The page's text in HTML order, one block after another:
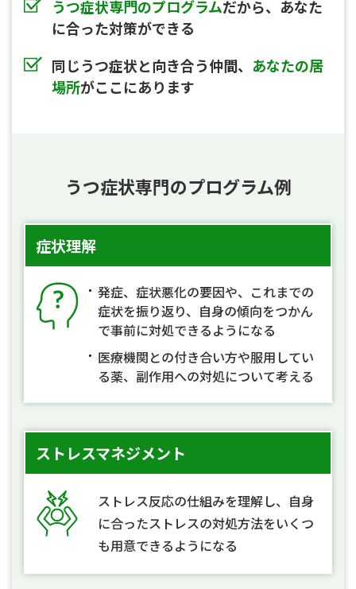
うつ症状専門のプログラムだから、あなた
に合った対策ができる
同じうつ症状と向き合う仲間、 あなたの居
場所がここにあります
うつ症状専門のプログラム例
症状理解
発症、症状悪化の要因や、これまでの
症状を振り返り、自身の傾向をつかん
で事前に対処できるようになる
医療機関との付き合い方や服用してい
る薬、副作用への対処について考える
ストレスマネジメント
ストレス反応の仕組みを理解し、自身
に合ったストレスの対処方法をいくつ
も用意できるようになる